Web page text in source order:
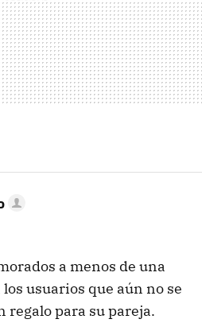
a menos de una
usuarios que aún no se
regalo para su pareja.